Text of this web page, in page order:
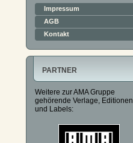
Impressum
AGB
Kontakt
PARTNER
Weitere zur AMA Gruppe
gehörende Verlage, Editionen
und Labels: